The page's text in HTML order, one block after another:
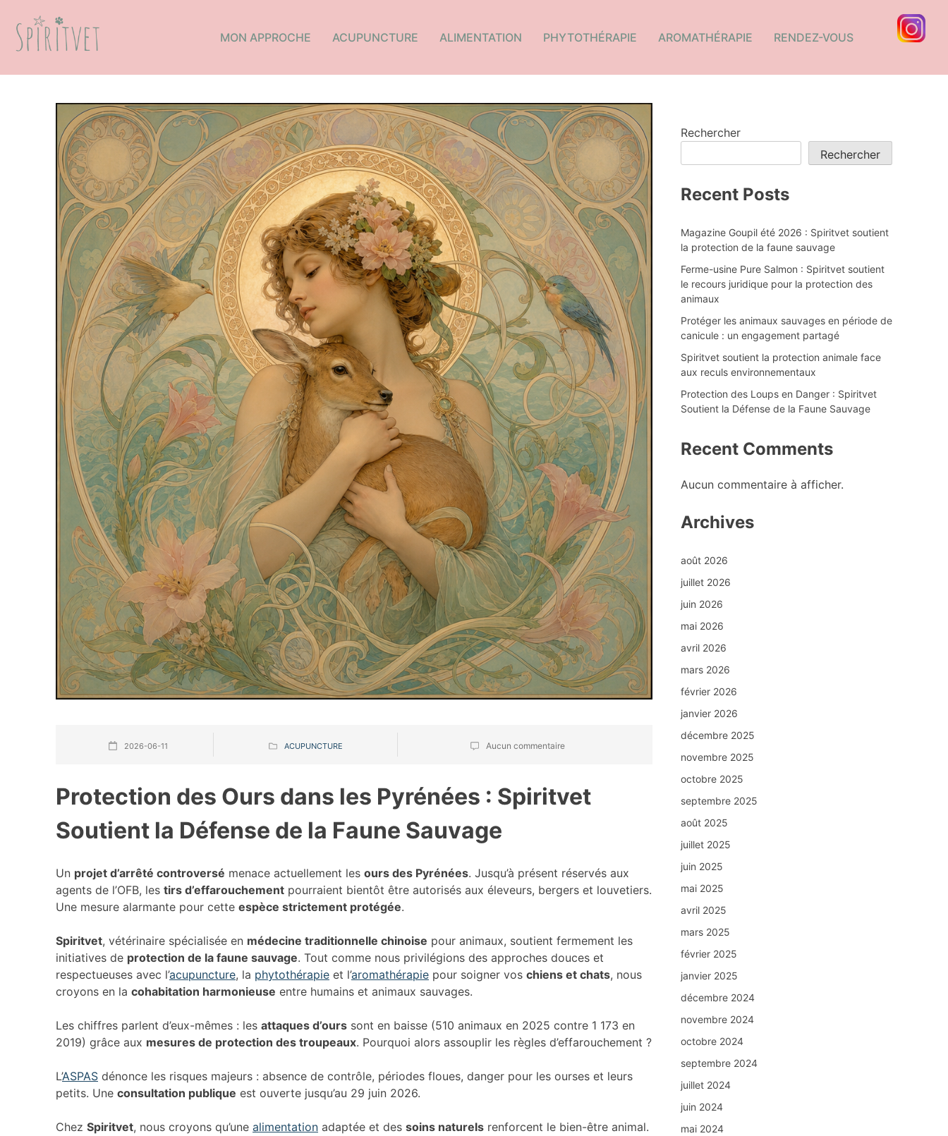
MON APPROCHE ACUPUNCTURE ALIMENTATION PHYTOTHÉRAPIE AROMATHÉRAPIE RENDEZ-VOUS
2026-06-11 ACUPUNCTURE Aucun commentaire
Protection des Ours dans les Pyrénées : Spiritvet
Soutient la Défense de la Faune Sauvage
Un projet d’arrêté controversé menace actuellement les ours des Pyrénées. Jusqu’à présent réservés aux
agents de l’OFB, les tirs d’effarouchement pourraient bientôt être autorisés aux éleveurs, bergers et louvetiers.
Une mesure alarmante pour cette espèce strictement protégée.
Spiritvet, vétérinaire spécialisée en médecine traditionnelle chinoise pour animaux, soutient fermement les
initiatives de protection de la faune sauvage. Tout comme nous privilégions des approches douces et
respectueuses avec l’acupuncture, la phytothérapie et l’aromathérapie pour soigner vos chiens et chats, nous
croyons en la cohabitation harmonieuse entre humains et animaux sauvages.
Les chiffres parlent d’eux-mêmes : les attaques d’ours sont en baisse (510 animaux en 2025 contre 1 173 en
2019) grâce aux mesures de protection des troupeaux. Pourquoi alors assouplir les règles d’effarouchement ?
L’ASPAS dénonce les risques majeurs : absence de contrôle, périodes floues, danger pour les ourses et leurs
petits. Une consultation publique est ouverte jusqu’au 29 juin 2026.
Chez Spiritvet, nous croyons qu’une alimentation adaptée et des soins naturels renforcent le bien-être animal.
Rechercher
Rechercher
Recent Posts
Magazine Goupil été 2026 : Spiritvet soutient
la protection de la faune sauvage
Ferme-usine Pure Salmon : Spiritvet soutient
le recours juridique pour la protection des
animaux
Protéger les animaux sauvages en période de
canicule : un engagement partagé
Spiritvet soutient la protection animale face
aux reculs environnementaux
Protection des Loups en Danger : Spiritvet
Soutient la Défense de la Faune Sauvage
Recent Comments
Aucun commentaire à afficher.
Archives
août 2026
juillet 2026
juin 2026
mai 2026
avril 2026
mars 2026
février 2026
janvier 2026
décembre 2025
novembre 2025
octobre 2025
septembre 2025
août 2025
juillet 2025
juin 2025
mai 2025
avril 2025
mars 2025
février 2025
janvier 2025
décembre 2024
novembre 2024
octobre 2024
septembre 2024
juillet 2024
juin 2024
mai 2024